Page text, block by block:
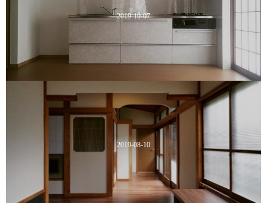
2019-10-07
2019-08-10